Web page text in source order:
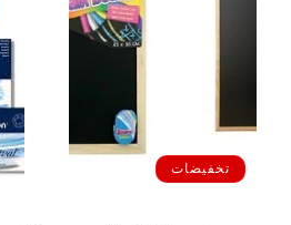
تخفيضات